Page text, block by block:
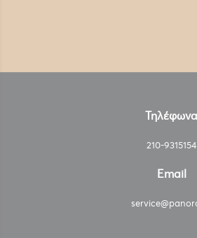
Τηλέφωνα
210-9315154
Email